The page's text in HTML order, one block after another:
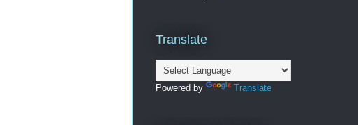
Translate
Powered by Translate